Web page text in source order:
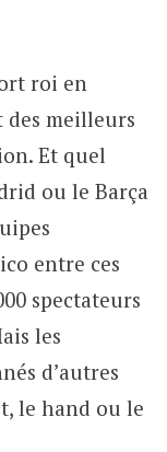
roi en
des meilleurs
Et quel
ou le Barça
entre ces
spectateurs
les
d’autres
le hand ou le